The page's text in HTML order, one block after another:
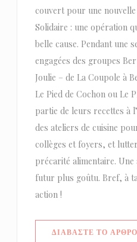
couvert pour une nouvelle
Solidaire : une opération
belle cause. Pendant une
engagées des groupes
Joulie – de La Coupole à
Le Pied de Cochon ou Le
partie de leurs recettes à
des ateliers de cuisine
collèges et foyers, et
précarité alimentaire. Une
futur plus goûtu. Bref, à
action !
ΔΙΑΒΆΣΤΕ ΤΟ ΆΡΘΡΟ